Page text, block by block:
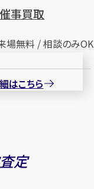
催事買取
場無料 / 相談のみOK
はこちら
定